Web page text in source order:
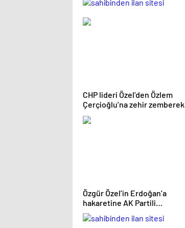
CHP lideri Özel’den Özlem
Çerçioğlu’na zehir zemberek
sözler
Özgür Özel’in Erdoğan’a
hakaretine AK Partili
Baykoç’tan sert tepki: Son
çırpınış